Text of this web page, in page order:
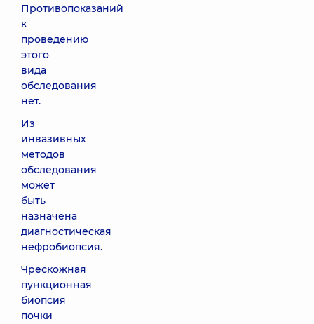
Противопоказаний
к
проведению
этого
вида
обследования
нет.
Из
инвазивных
методов
обследования
может
быть
назначена
диагностическая
нефробиопсия.
Чрескожная
пункционная
биопсия
почки